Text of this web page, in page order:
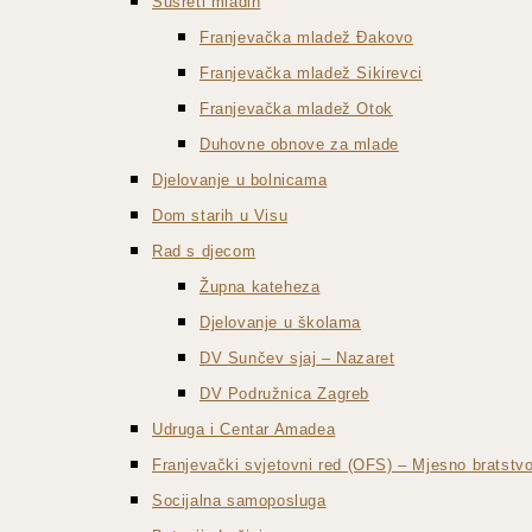
Franjevačka mladež Đakovo
Franjevačka mladež Sikirevci
Franjevačka mladež Otok
Duhovne obnove za mlade
Djelovanje u bolnicama
Dom starih u Visu
Rad s djecom
Župna kateheza
Djelovanje u školama
DV Sunčev sjaj – Nazaret
DV Podružnica Zagreb
Udruga i Centar Amadea
Franjevački svjetovni red (OFS) – Mjesno
Socijalna samoposluga